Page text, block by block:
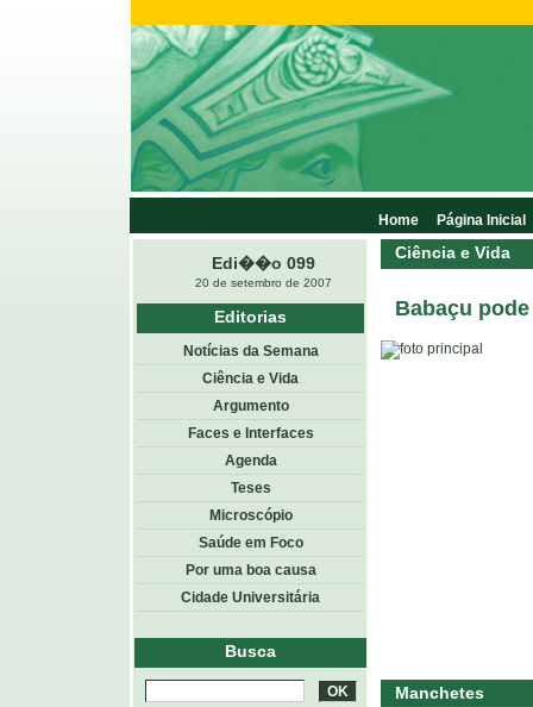
Edi��o 099
20 de setembro de 2007
Ciência e Vida
Babaçu
Manchetes
Editorias
Notícias da Semana
Ciência e Vida
Argumento
Faces e Interfaces
Agenda
Teses
Microscópio
Saúde em Foco
Por uma boa causa
Cidade Universitária
Busca
Home Página Inicial